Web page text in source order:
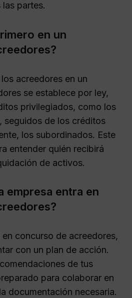
partes.
en un
acreedores en un
se establece por ley,
privilegiados, como los
seguidos de los créditos
los subordinados. Este
entender quién recibirá
de activos.
empresa entra en
en concurso de acreedores,
con un plan de acción.
de tus
para colaborar en
documentación necesaria.